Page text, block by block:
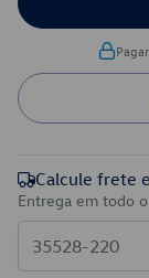
Calcule frete
Entrega em todo